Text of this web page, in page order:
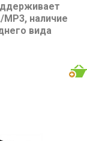
наличие
вида